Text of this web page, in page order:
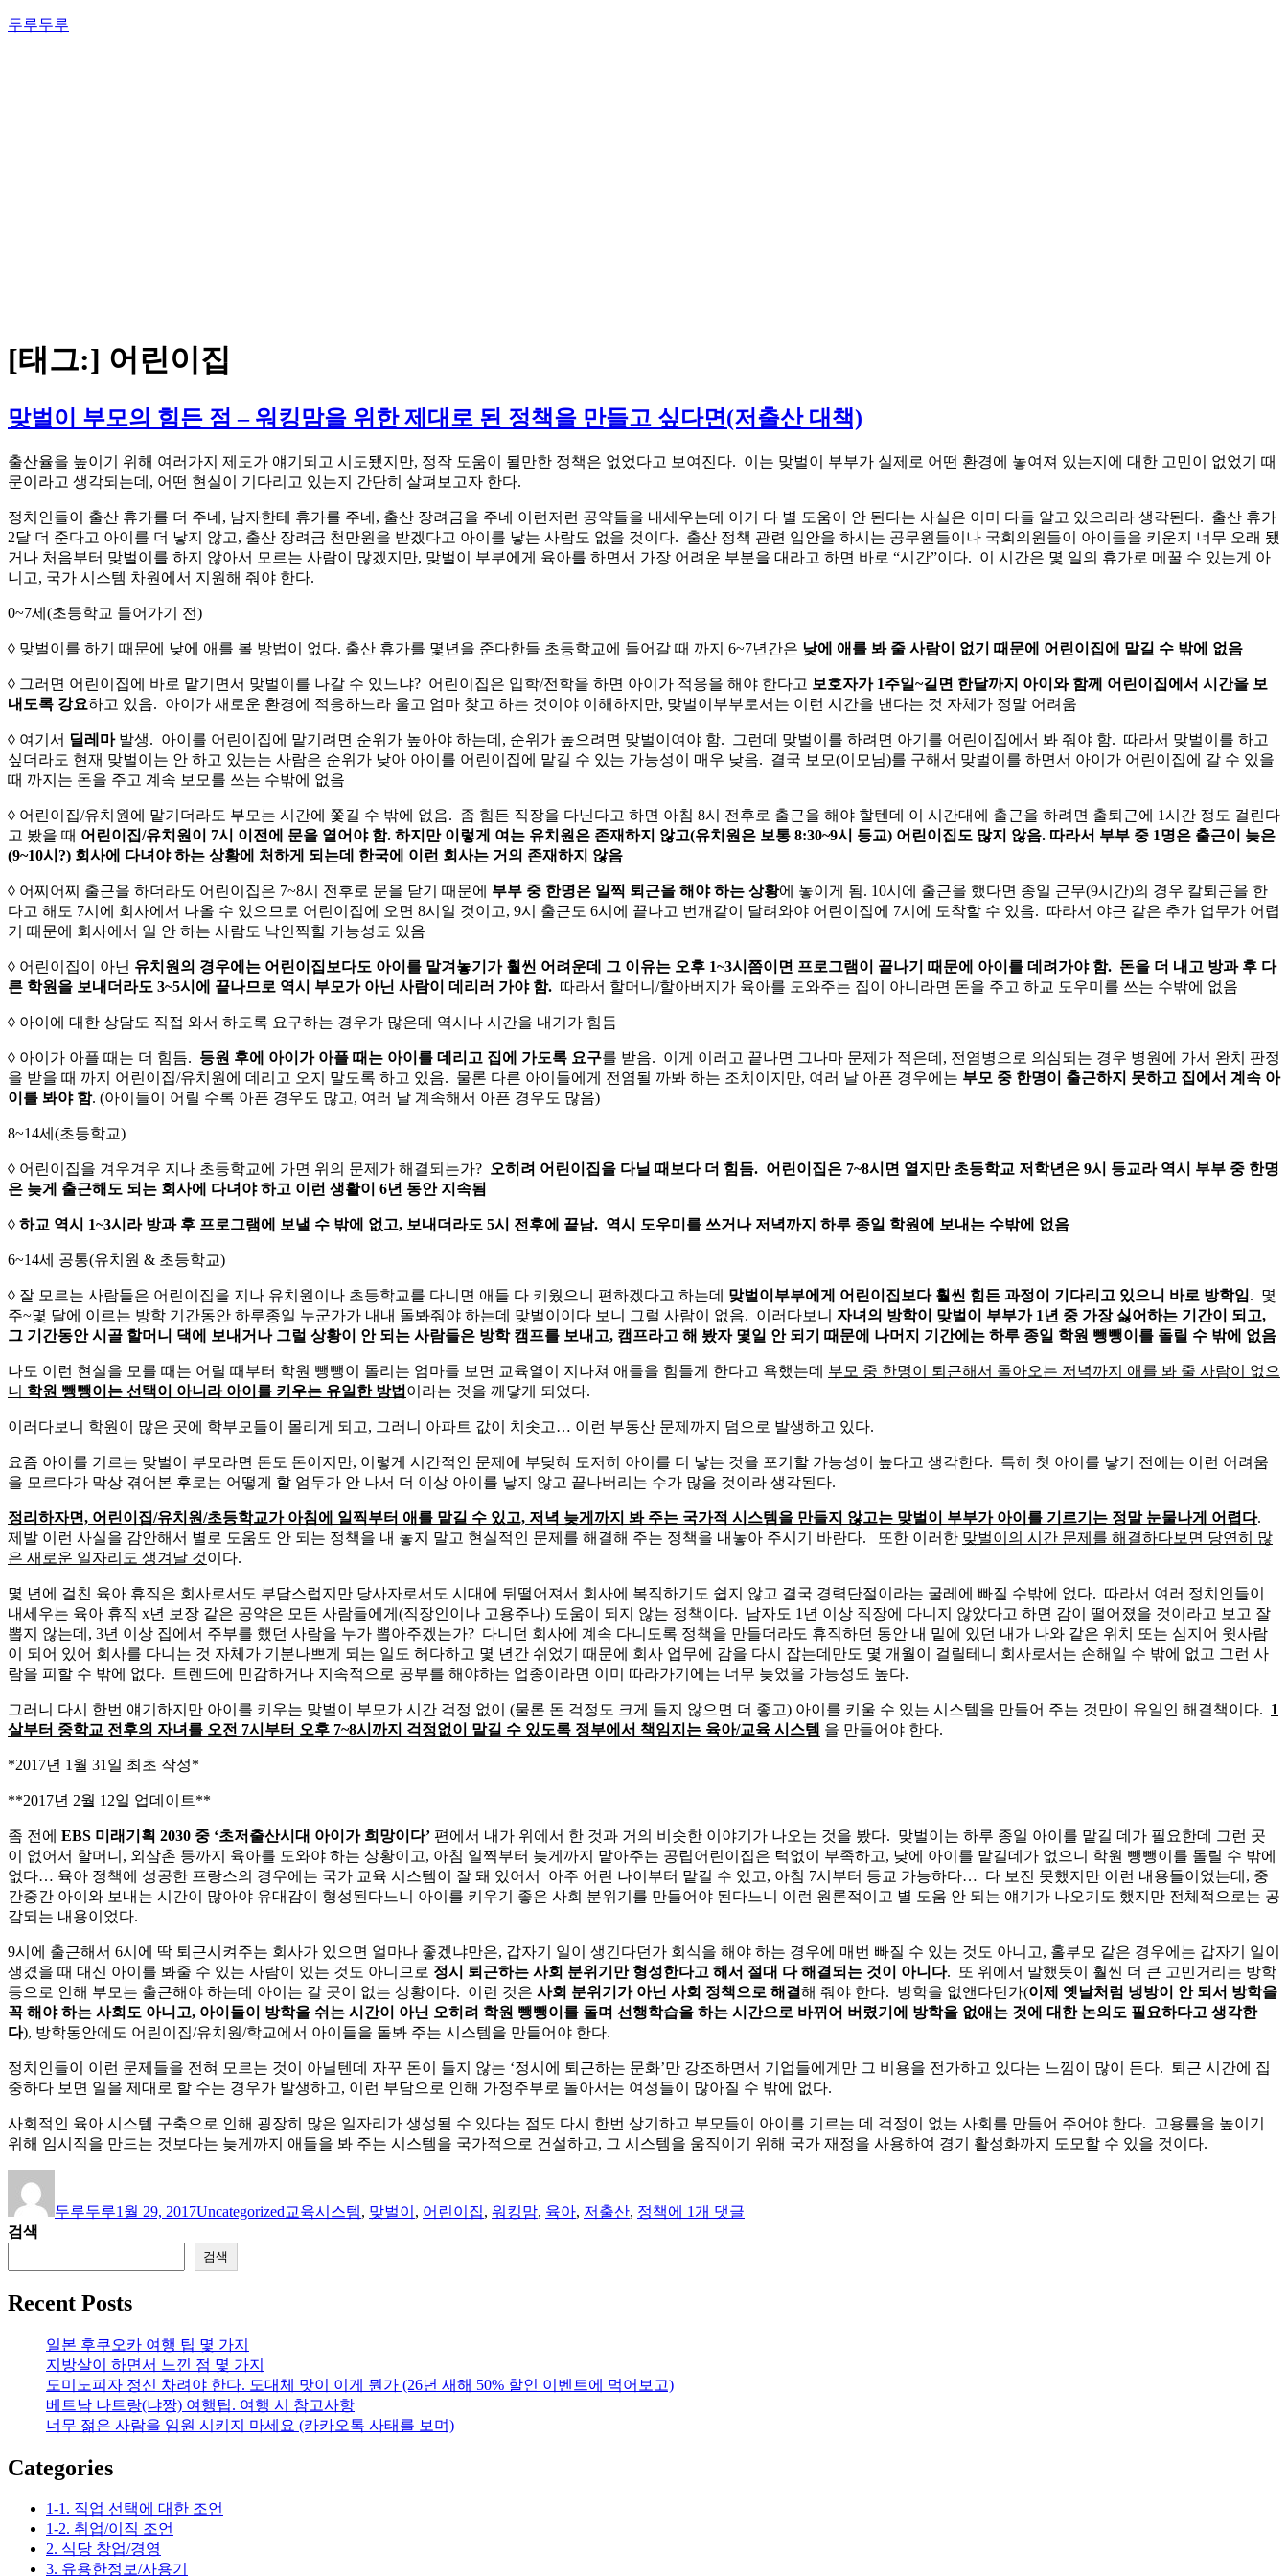
콘
두루두루
[태그:] 어린이집
맞벌이 부모의 힘든 점 – 워킹맘을 위한 제대로 된 정책을 만들고 싶다면(저출산 대책)
출산율을 높이기 위해 여러가지 제도가 얘기되고 시도됐지만, 정작 도움이 될만한 정책은 없었다고 보여진다. 이는 맞벌이 부부가 실제로 어떤 환경에 놓여져 있는지에 대한 고민이 없었기 때
문이라고 생각되는데, 어떤 현실이 기다리고 있는지 간단히 살펴보고자 한다.
정치인들이 출산 휴가를 더 주네, 남자한테 휴가를 주네, 출산 장려금을 주네 이런저런 공약들을 내세우는데 이거 다 별 도움이 안 된다는 사실은 이미 다들 알고 있으리라 생각된다. 출산 휴가
2달 더 준다고 아이를 더 낳지 않고, 출산 장려금 천만원을 받겠다고 아이를 낳는 사람도 없을 것이다. 출산 정책 관련 입안을 하시는 공무원들이나 국회의원들이 아이들을 키운지 너무 오래 됐
거나 처음부터 맞벌이를 하지 않아서 모르는 사람이 많겠지만, 맞벌이 부부에게 육아를 하면서 가장 어려운 부분을 대라고 하면 바로 “시간”이다. 이 시간은 몇 일의 휴가로 메꿀 수 있는게 아
니고, 국가 시스템 차원에서 지원해 줘야 한다.
0~7세(초등학교 들어가기 전)
◊ 맞벌이를 하기 때문에 낮에 애를 볼 방법이 없다. 출산 휴가를 몇년을 준다한들 초등학교에 들어갈 때 까지 6~7년간은 낮에 애를 봐 줄 사람이 없기 때문에 어린이집에 맡길 수 밖에 없음
◊ 그러면 어린이집에 바로 맡기면서 맞벌이를 나갈 수 있느냐? 어린이집은 입학/전학을 하면 아이가 적응을 해야 한다고 보호자가 1주일~길면 한달까지 아이와 함께 어린이집에서 시간을 보
내도록 강요하고 있음. 아이가 새로운 환경에 적응하느라 울고 엄마 찾고 하는 것이야 이해하지만, 맞벌이부부로서는 이런 시간을 낸다는 것 자체가 정말 어려움
◊ 여기서 딜레마발생. 아이를 어린이집에 맡기려면 순위가 높아야 하는데, 순위가 높으려면 맞벌이여야 함. 그런데 맞벌이를 하려면 아기를 어린이집에서 봐 줘야 함. 따라서 맞벌이를 하고
싶더라도 현재 맞벌이는 안 하고 있는는 사람은 순위가 낮아 아이를 어린이집에 맡길 수 있는 가능성이 매우 낮음. 결국 보모(이모님)를 구해서 맞벌이를 하면서 아이가 어린이집에 갈 수 있을
때 까지는 돈을 주고 계속 보모를 쓰는 수밖에 없음
◊ 어린이집/유치원에 맡기더라도 부모는 시간에 쫓길 수 밖에 없음. 좀 힘든 직장을 다닌다고 하면 아침 8시 전후로 출근을 해야 할텐데 이 시간대에 출근을 하려면 출퇴근에 1시간 정도 걸린다
고 봤을 때 어린이집/유치원이 7시 이전에 문을 열어야 함. 하지만 이렇게 여는 유치원은 존재하지 않고(유치원은 보통 8:30~9시 등교) 어린이집도 많지 않음. 따라서 부부 중 1명은 출근이 늦은
(9~10시?) 회사에 다녀야 하는 상황에 처하게 되는데 한국에 이런 회사는 거의 존재하지 않음
◊ 어찌어찌 출근을 하더라도 어린이집은 7~8시 전후로 문을 닫기 때문에 부부 중 한명은 일찍 퇴근을 해야 하는 상황에 놓이게 됨. 10시에 출근을 했다면 종일 근무(9시간)의 경우 칼퇴근을 한
다고 해도 7시에 회사에서 나올 수 있으므로 어린이집에 오면 8시일 것이고, 9시 출근도 6시에 끝나고 번개같이 달려와야 어린이집에 7시에 도착할 수 있음. 따라서 야근 같은 추가 업무가 어렵
기 때문에 회사에서 일 안 하는 사람도 낙인찍힐 가능성도 있음
◊ 어린이집이 아닌 유치원의 경우에는 어린이집보다도 아이를 맡겨놓기가 훨씬 어려운데 그 이유는 오후 1~3시쯤이면 프로그램이 끝나기 때문에 아이를 데려가야 함. 돈을 더 내고 방과 후 다
른 학원을 보내더라도 3~5시에 끝나므로 역시 부모가 아닌 사람이 데리러 가야 함. 따라서 할머니/할아버지가 육아를 도와주는 집이 아니라면 돈을 주고 하교 도우미를 쓰는 수밖에 없음
◊ 아이에 대한 상담도 직접 와서 하도록 요구하는 경우가 많은데 역시나 시간을 내기가 힘듬
◊ 아이가 아플 때는 더 힘듬. 등원 후에 아이가 아플 때는 아이를 데리고 집에 가도록 요구를 받음. 이게 이러고 끝나면 그나마 문제가 적은데, 전염병으로 의심되는 경우 병원에 가서 완치 판정
을 받을 때 까지 어린이집/유치원에 데리고 오지 말도록 하고 있음. 물론 다른 아이들에게 전염될 까봐 하는 조치이지만, 여러 날 아픈 경우에는 부모 중 한명이 출근하지 못하고 집에서 계속 아
이를 봐야 함. (아이들이 어릴 수록 아픈 경우도 많고, 여러 날 계속해서 아픈 경우도 많음)
8~14세(초등학교)
◊ 어린이집을 겨우겨우 지나 초등학교에 가면 위의 문제가 해결되는가? 오히려 어린이집을 다닐 때보다 더 힘듬. 어린이집은 7~8시면 열지만 초등학교 저학년은 9시 등교라 역시 부부 중 한명
은 늦게 출근해도 되는 회사에 다녀야 하고 이런 생활이 6년 동안 지속됨
◊ 하교 역시 1~3시라 방과 후 프로그램에 보낼 수 밖에 없고, 보내더라도 5시 전후에 끝남. 역시 도우미를 쓰거나 저녁까지 하루 종일 학원에 보내는 수밖에 없음
6~14세 공통(유치원 & 초등학교)
◊ 잘 모르는 사람들은 어린이집을 지나 유치원이나 초등학교를 다니면 애들 다 키웠으니 편하겠다고 하는데 맞벌이부부에게 어린이집보다 훨씬 힘든 과정이 기다리고 있으니 바로 방학임. 몇
주~몇 달에 이르는 방학 기간동안 하루종일 누군가가 내내 돌봐줘야 하는데 맞벌이이다 보니 그럴 사람이 없음. 이러다보니 자녀의 방학이 맞벌이 부부가 1년 중 가장 싫어하는 기간이 되고,
그 기간동안 시골 할머니 댁에 보내거나 그럴 상황이 안 되는 사람들은 방학 캠프를 보내고, 캠프라고 해 봤자 몇일 안 되기 때문에 나머지 기간에는 하루 종일 학원 뺑뺑이를 돌릴 수 밖에 없음
나도 이런 현실을 모를 때는 어릴 때부터 학원 뺑뺑이 돌리는 엄마들 보면 교육열이 지나쳐 애들을 힘들게 한다고 욕했는데 부모 중 한명이 퇴근해서 돌아오는 저녁까지 애를 봐 줄 사람이 없으
니 학원 뺑뺑이는 선택이 아니라 아이를 키우는 유일한 방법 이라는 것을 깨닿게 되었다.
이러다보니 학원이 많은 곳에 학부모들이 몰리게 되고, 그러니 아파트 값이 치솟고… 이런 부동산 문제까지 덤으로 발생하고 있다.
요즘 아이를 기르는 맞벌이 부모라면 돈도 돈이지만, 이렇게 시간적인 문제에 부딪혀 도저히 아이를 더 낳는 것을 포기할 가능성이 높다고 생각한다. 특히 첫 아이를 낳기 전에는 이런 어려움
을 모르다가 막상 겪어본 후로는 어떻게 할 엄두가 안 나서 더 이상 아이를 낳지 않고 끝나버리는 수가 많을 것이라 생각된다.
정리하자면, 어린이집/유치원/초등학교가 아침에 일찍부터 애를 맡길 수 있고, 저녁 늦게까지 봐 주는 국가적 시스템을 만들지 않고는 맞벌이 부부가 아이를 기르기는 정말 눈물나게 어렵다.
제발 이런 사실을 감안해서 별로 도움도 안 되는 정책을 내 놓지 말고 현실적인 문제를 해결해 주는 정책을 내놓아 주시기 바란다. 또한 이러한 맞벌이의 시간 문제를 해결하다보면 당연히 많
은 새로운 일자리도 생겨날 것이다.
몇 년에 걸친 육아 휴직은 회사로서도 부담스럽지만 당사자로서도 시대에 뒤떨어져서 회사에 복직하기도 쉽지 않고 결국 경력단절이라는 굴레에 빠질 수밖에 없다. 따라서 여러 정치인들이
내세우는 육아 휴직 x년 보장 같은 공약은 모든 사람들에게(직장인이나 고용주나) 도움이 되지 않는 정책이다. 남자도 1년 이상 직장에 다니지 않았다고 하면 감이 떨어졌을 것이라고 보고 잘
뽑지 않는데, 3년 이상 집에서 주부를 했던 사람을 누가 뽑아주겠는가? 다니던 회사에 계속 다니도록 정책을 만들더라도 휴직하던 동안 내 밑에 있던 내가 나와 같은 위치 또는 심지어 윗사람
이 되어 있어 회사를 다니는 것 자체가 기분나쁘게 되는 일도 허다하고 몇 년간 쉬었기 때문에 회사 업무에 감을 다시 잡는데만도 몇 개월이 걸릴테니 회사로서는 손해일 수 밖에 없고 그런 사
람을 피할 수 밖에 없다. 트렌드에 민감하거나 지속적으로 공부를 해야하는 업종이라면 이미 따라가기에는 너무 늦었을 가능성도 높다.
그러니 다시 한번 얘기하지만 아이를 키우는 맞벌이 부모가 시간 걱정 없이 (물론 돈 걱정도 크게 들지 않으면 더 좋고) 아이를 키울 수 있는 시스템을 만들어 주는 것만이 유일인 해결책이다. 1
살부터 중학교 전후의 자녀를 오전 7시부터 오후 7~8시까지 걱정없이 맡길 수 있도록 정부에서 책임지는 육아/교육 시스템 을 만들어야 한다.
*2017년 1월 31일 최초 작성*
**2017년 2월 12일 업데이트**
좀 전에 EBS 미래기획 2030 중 ‘초저출산시대 아이가 희망이다’ 편에서 내가 위에서 한 것과 거의 비슷한 이야기가 나오는 것을 봤다. 맞벌이는 하루 종일 아이를 맡길 데가 필요한데 그런 곳
이 없어서 할머니, 외삼촌 등까지 육아를 도와야 하는 상황이고, 아침 일찍부터 늦게까지 맡아주는 공립어린이집은 턱없이 부족하고, 낮에 아이를 맡길데가 없으니 학원 뺑뺑이를 돌릴 수 밖에
없다… 육아 정책에 성공한 프랑스의 경우에는 국가 교육 시스템이 잘 돼 있어서 아주 어린 나이부터 맡길 수 있고, 아침 7시부터 등교 가능하다… 다 보진 못했지만 이런 내용들이었는데, 중
간중간 아이와 보내는 시간이 많아야 유대감이 형성된다느니 아이를 키우기 좋은 사회 분위기를 만들어야 된다느니 이런 원론적이고 별 도움 안 되는 얘기가 나오기도 했지만 전체적으로는 공
감되는 내용이었다.
9시에 출근해서 6시에 딱 퇴근시켜주는 회사가 있으면 얼마나 좋겠냐만은, 갑자기 일이 생긴다던가 회식을 해야 하는 경우에 매번 빠질 수 있는 것도 아니고, 홀부모 같은 경우에는 갑자기 일이
생겼을 때 대신 아이를 봐줄 수 있는 사람이 있는 것도 아니므로 정시 퇴근하는 사회 분위기만 형성한다고 해서 절대 다 해결되는 것이 아니다. 또 위에서 말했듯이 훨씬 더 큰 고민거리는 방학
등으로 인해 부모는 출근해야 하는데 아이는 갈 곳이 없는 상황이다. 이런 것은 사회 분위기가 아닌 사회 정책으로 해결해 줘야 한다. 방학을 없앤다던가(이제 옛날처럼 냉방이 안 되서 방학을
꼭 해야 하는 사회도 아니고, 아이들이 방학을 쉬는 시간이 아닌 오히려 학원 뺑뺑이를 돌며 선행학습을 하는 시간으로 바뀌어 버렸기에 방학을 없애는 것에 대한 논의도 필요하다고 생각한
다), 방학동안에도 어린이집/유치원/학교에서 아이들을 돌봐 주는 시스템을 만들어야 한다.
정치인들이 이런 문제들을 전혀 모르는 것이 아닐텐데 자꾸 돈이 들지 않는 ‘정시에 퇴근하는 문화’만 강조하면서 기업들에게만 그 비용을 전가하고 있다는 느낌이 많이 든다. 퇴근 시간에 집
중하다 보면 일을 제대로 할 수는 경우가 발생하고, 이런 부담으로 인해 가정주부로 돌아서는 여성들이 많아질 수 밖에 없다.
사회적인 육아 시스템 구축으로 인해 굉장히 많은 일자리가 생성될 수 있다는 점도 다시 한번 상기하고 부모들이 아이를 기르는 데 걱정이 없는 사회를 만들어 주어야 한다. 고용률을 높이기
위해 임시직을 만드는 것보다는 늦게까지 애들을 봐 주는 시스템을 국가적으로 건설하고, 그 시스템을 움직이기 위해 국가 재정을 사용하여 경기 활성화까지 도모할 수 있을 것이다.
이
두루두루일
1월 29, 2017고
Uncategorized교육시스템, 맞벌이 , 어린이집, 워킹맘, 육아, 저출산, 정책이
워
킹
에 1개 댓글
검색
검색
Recent Posts
일본 후쿠오카 여행 팁 몇 가지
지방살이 하면서 느낀 점 몇 가지
도미노피자 정신 차려야 한다. 도대체 맛이 이게 뭔가 (26년 새해 50% 할인 이벤트에 먹어보고)
베트남 나트랑(냐짱) 여행팁. 여행 시 참고사항
너무 젊은 사람을 임원 시키지 마세요 (카카오톡 사태를 보며)
Categories
1-1. 직업 선택에 대한 조언
1-2. 취업/이직 조언
2. 식당 창업/경영
3. 유용한정보/사용기